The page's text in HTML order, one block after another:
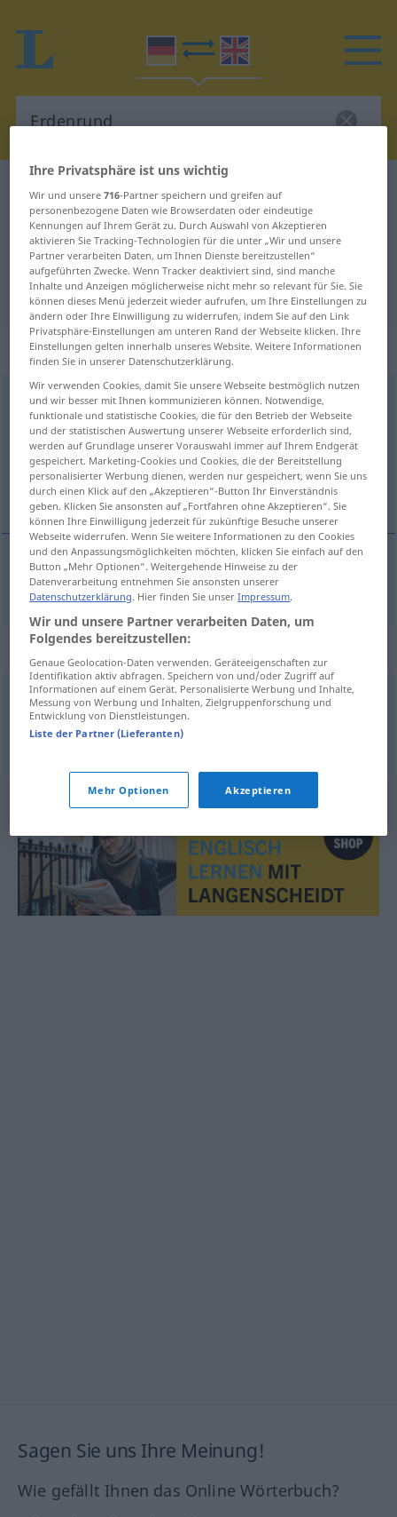
Deutsch-Englisch Wörterbuch Erdenrund
Deutsch-Englisch Übersetzung für
"Erdenrund"
"Erdenrund" Englisch Übersetzung
„Erdenrund“: Neutrum
Erdenrundn <Erdenrund(e)s;keinpl> POET
Übersicht aller Übersetzungen
(Für mehr Details die Übersetzung anklicken/antippen)
globe, terrestrial sphere, world
globe, (terrestrial)sphere,world Erdenrund
Synonyme für "Erdenrund"
Globus,Erdkugel,Weltkugel,Erdball
Sagen Sie uns Ihre Meinung!
Wie gefällt Ihnen das Online Wörterbuch?
Ihre Privatsphäre ist uns wichtig
Wir und unsere716-Partner speichern und greifen auf
personenbezogene Daten wie Browserdaten oder eindeutige
Kennungen auf Ihrem Gerät zu. Durch Auswahl von Akzeptieren
aktivieren Sie Tracking-Technologien für die unter „Wir und unsere
Partner verarbeiten Daten, um Ihnen Dienste bereitzustellen“
aufgeführten Zwecke. Wenn Tracker deaktiviert sind, sind manche
Inhalte und Anzeigen möglicherweise nicht mehr so relevant für Sie. Sie
können dieses Menü jederzeit wieder aufrufen, um Ihre Einstellungen zu
ändern oder Ihre Einwilligung zu widerrufen, indem Sie auf den Link
Privatsphäre-Einstellungen am unteren Rand der Webseite klicken. Ihre
Einstellungen gelten innerhalb unseres Website. Weitere Informationen
finden Sie in unserer Datenschutzerklärung.
Wir verwenden Cookies, damit Sie unsere Webseite bestmöglich nutzen
und wir besser mit Ihnen kommunizieren können. Notwendige,
funktionale und statistische Cookies, die für den Betrieb der Webseite
und der statistischen Auswertung unserer Webseite erforderlich sind,
werden auf Grundlage unserer Vorauswahl immer auf Ihrem Endgerät
gespeichert. Marketing-Cookies und Cookies, die der Bereitstellung
personalisierter Werbung dienen, werden nur gespeichert, wenn Sie uns
durch einen Klick auf den „Akzeptieren“-Button Ihr Einverständnis
geben. Klicken Sie ansonsten auf „Fortfahren ohne Akzeptieren“. Sie
können Ihre Einwilligung jederzeit für zukünftige Besuche unserer
Webseite widerrufen. Wenn Sie weitere Informationen zu den Cookies
und den Anpassungsmöglichkeiten möchten, klicken Sie einfach auf den
Button „Mehr Optionen“. Weitergehende Hinweise zu der
Datenverarbeitung entnehmen Sie ansonsten unserer
Datenschutzerklärung. Hier finden Sie unserImpressum.
Wir und unsere Partner verarbeiten Daten, um
Folgendes bereitzustellen:
Genaue Geolocation-Daten verwenden. Geräteeigenschaften zur
Identifikation aktiv abfragen. Speichern von und/oder Zugriff auf
Informationen auf einem Gerät. Personalisierte Werbung und Inhalte,
Messung von Werbung und Inhalten, Zielgruppenforschung und
Entwicklung von Dienstleistungen.
Liste der Partner (Lieferanten)
Mehr Optionen Akzeptieren